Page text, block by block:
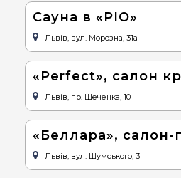
Сауна в «РІО»
Львів, вул. Морозна, 31а
«Perfect», салон
Львів, пр. Шеченка, 10
«Беллара», салон-
Львів, вул. Шумського, 3